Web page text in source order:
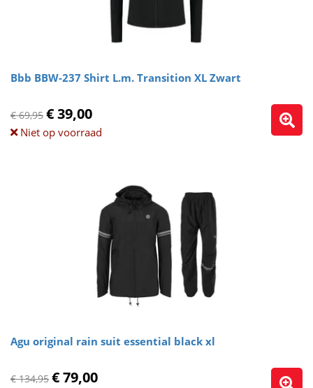
Bbb BBW-237 Shirt L.m. Transition XL Zwart
€ 69,95 € 39,00
Niet op voorraad
Agu original rain suit essential black xl
€ 134,95 € 79,00